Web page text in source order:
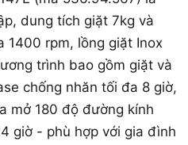
dung tích giặt 7kg và
1400 rpm, lồng giặt Inox
trình bao gồm giặt và
chống nhăn tối đa 8 giờ,
mở 180 độ đường kính
giờ - phù hợp với gia đình